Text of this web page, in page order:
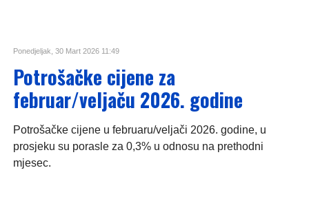
Ponedjeljak, 30 Mart 2026 11:49
Potrošačke cijene za
februar/veljaču 2026. godine
Potrošačke cijene u februaru/veljači 2026. godine, u
prosjeku su porasle za 0,3% u odnosu na prethodni
mjesec.